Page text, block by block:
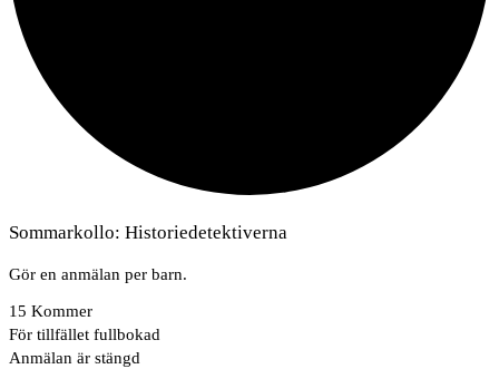
Sommarkollo: Historiedetektiverna
Gör en anmälan per barn.
15 Kommer
För tillfället fullbokad
Anmälan är stängd